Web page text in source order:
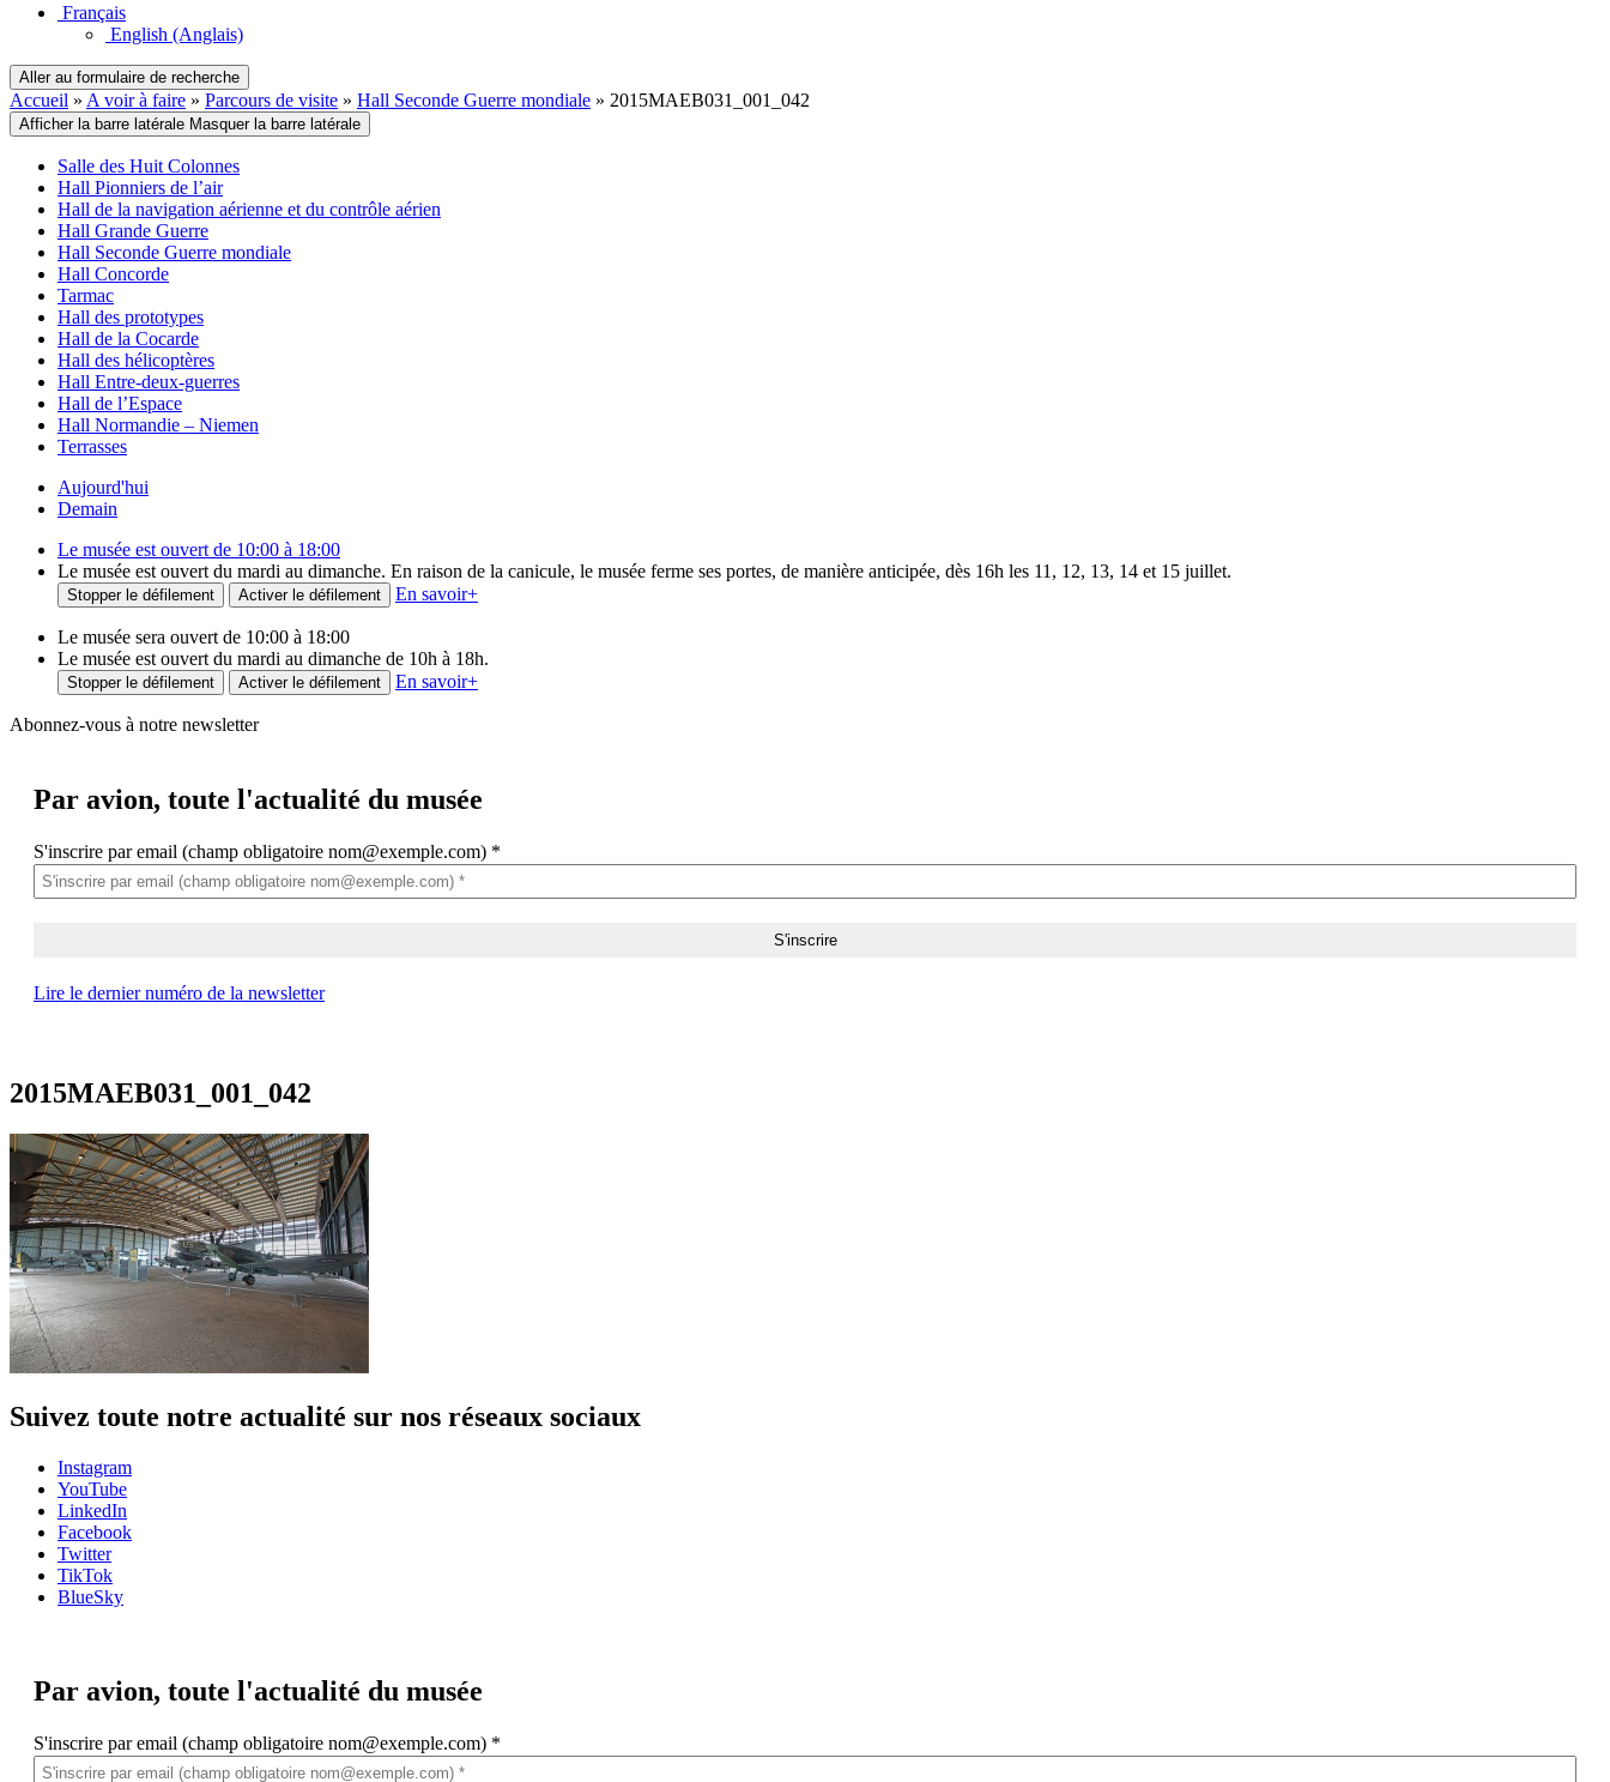
Français
English (Anglais)
Aller au formulaire de recherche
Accueil » A voir à faire » Parcours de visite » Hall Seconde Guerre mondiale » 2015MAEB031_001_042
Afficher la barre latérale Masquer la barre latérale
Salle des Huit Colonnes
Hall Pionniers de l’air
Hall de la navigation aérienne et du contrôle aérien
Hall Grande Guerre
Hall Seconde Guerre mondiale
Hall Concorde
Tarmac
Hall des prototypes
Hall de la Cocarde
Hall des hélicoptères
Hall Entre-deux-guerres
Hall de l’Espace
Hall Normandie – Niemen
Terrasses
Aujourd'hui
Demain
Le musée est ouvert de 10:00 à 18:00
Le musée est ouvert du mardi au dimanche. En raison de la canicule, le musée ferme ses portes, de manière anticipée, dès 16h les 11, 12, 13, 14 et 15 juillet.
Stopper le défilement Activer le défilement En savoir+
Le musée sera ouvert de 10:00 à 18:00
Le musée est ouvert du mardi au dimanche de 10h à 18h.
Stopper le défilement Activer le défilement En savoir+
Abonnez-vous à notre newsletter
Par avion, toute l'actualité du musée
S'inscrire par email (champ obligatoire nom@exemple.com) *
Lire le dernier numéro de la newsletter
2015MAEB031_001_042
Suivez toute notre actualité sur nos réseaux sociaux
Instagram
YouTube
LinkedIn
Facebook
Twitter
TikTok
BlueSky
Par avion, toute l'actualité du musée
S'inscrire par email (champ obligatoire nom@exemple.com) *